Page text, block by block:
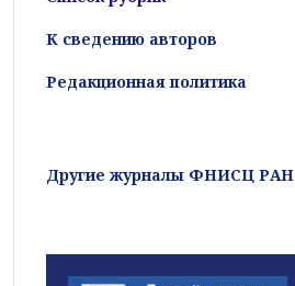
К сведению авторов
Редакционная политика
Другие журналы ФНИСЦ РАН